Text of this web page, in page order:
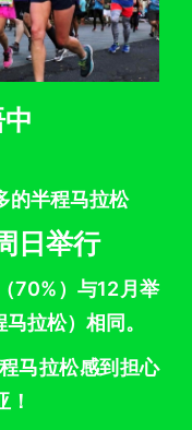
的半程马拉松
日举行
70%）与12月举
拉松）相同。
马拉松感到担心